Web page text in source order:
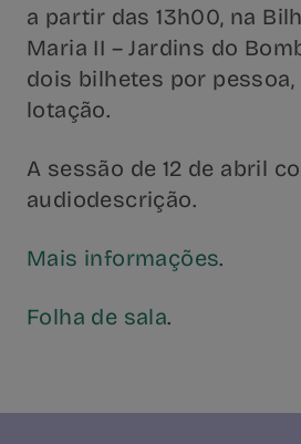
a partir das 13h00, na
Maria II – Jardins do
dois bilhetes por pessoa,
lotação.
A sessão de 12 de abril
audiodescrição.
Mais informações.
Folha de sala.